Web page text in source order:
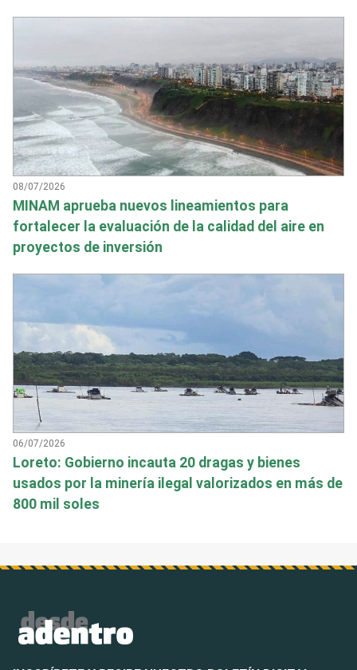
08/07/2026
MINAM aprueba nuevos lineamientos para
fortalecer la evaluación de la calidad del aire en
proyectos de inversión
06/07/2026
Loreto: Gobierno incauta 20 dragas y bienes
usados por la minería ilegal valorizados en más de
800 mil soles